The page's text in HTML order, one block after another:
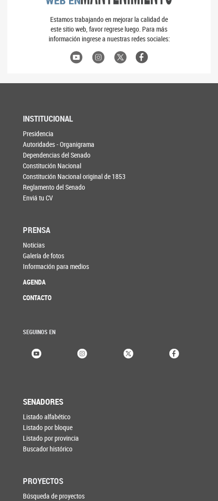
Estamos trabajando en mejorar la calidad de
este sitio web, favor regrese luego. Para más
información ingrese a nuestras redes sociales:
INSTITUCIONAL
Presidencia
Autoridades - Organigrama
Dependencias del Senado
Constitución Nacional
Constitución Nacional original de 1853
Reglamento del Senado
Enviá tu CV
PRENSA
Noticias
Galería de fotos
Información para medios
AGENDA
CONTACTO
SEGUINOS EN
SENADORES
Listado alfabético
Listado por bloque
Listado por provincia
Buscador histórico
PROYECTOS
Búsqueda de proyectos